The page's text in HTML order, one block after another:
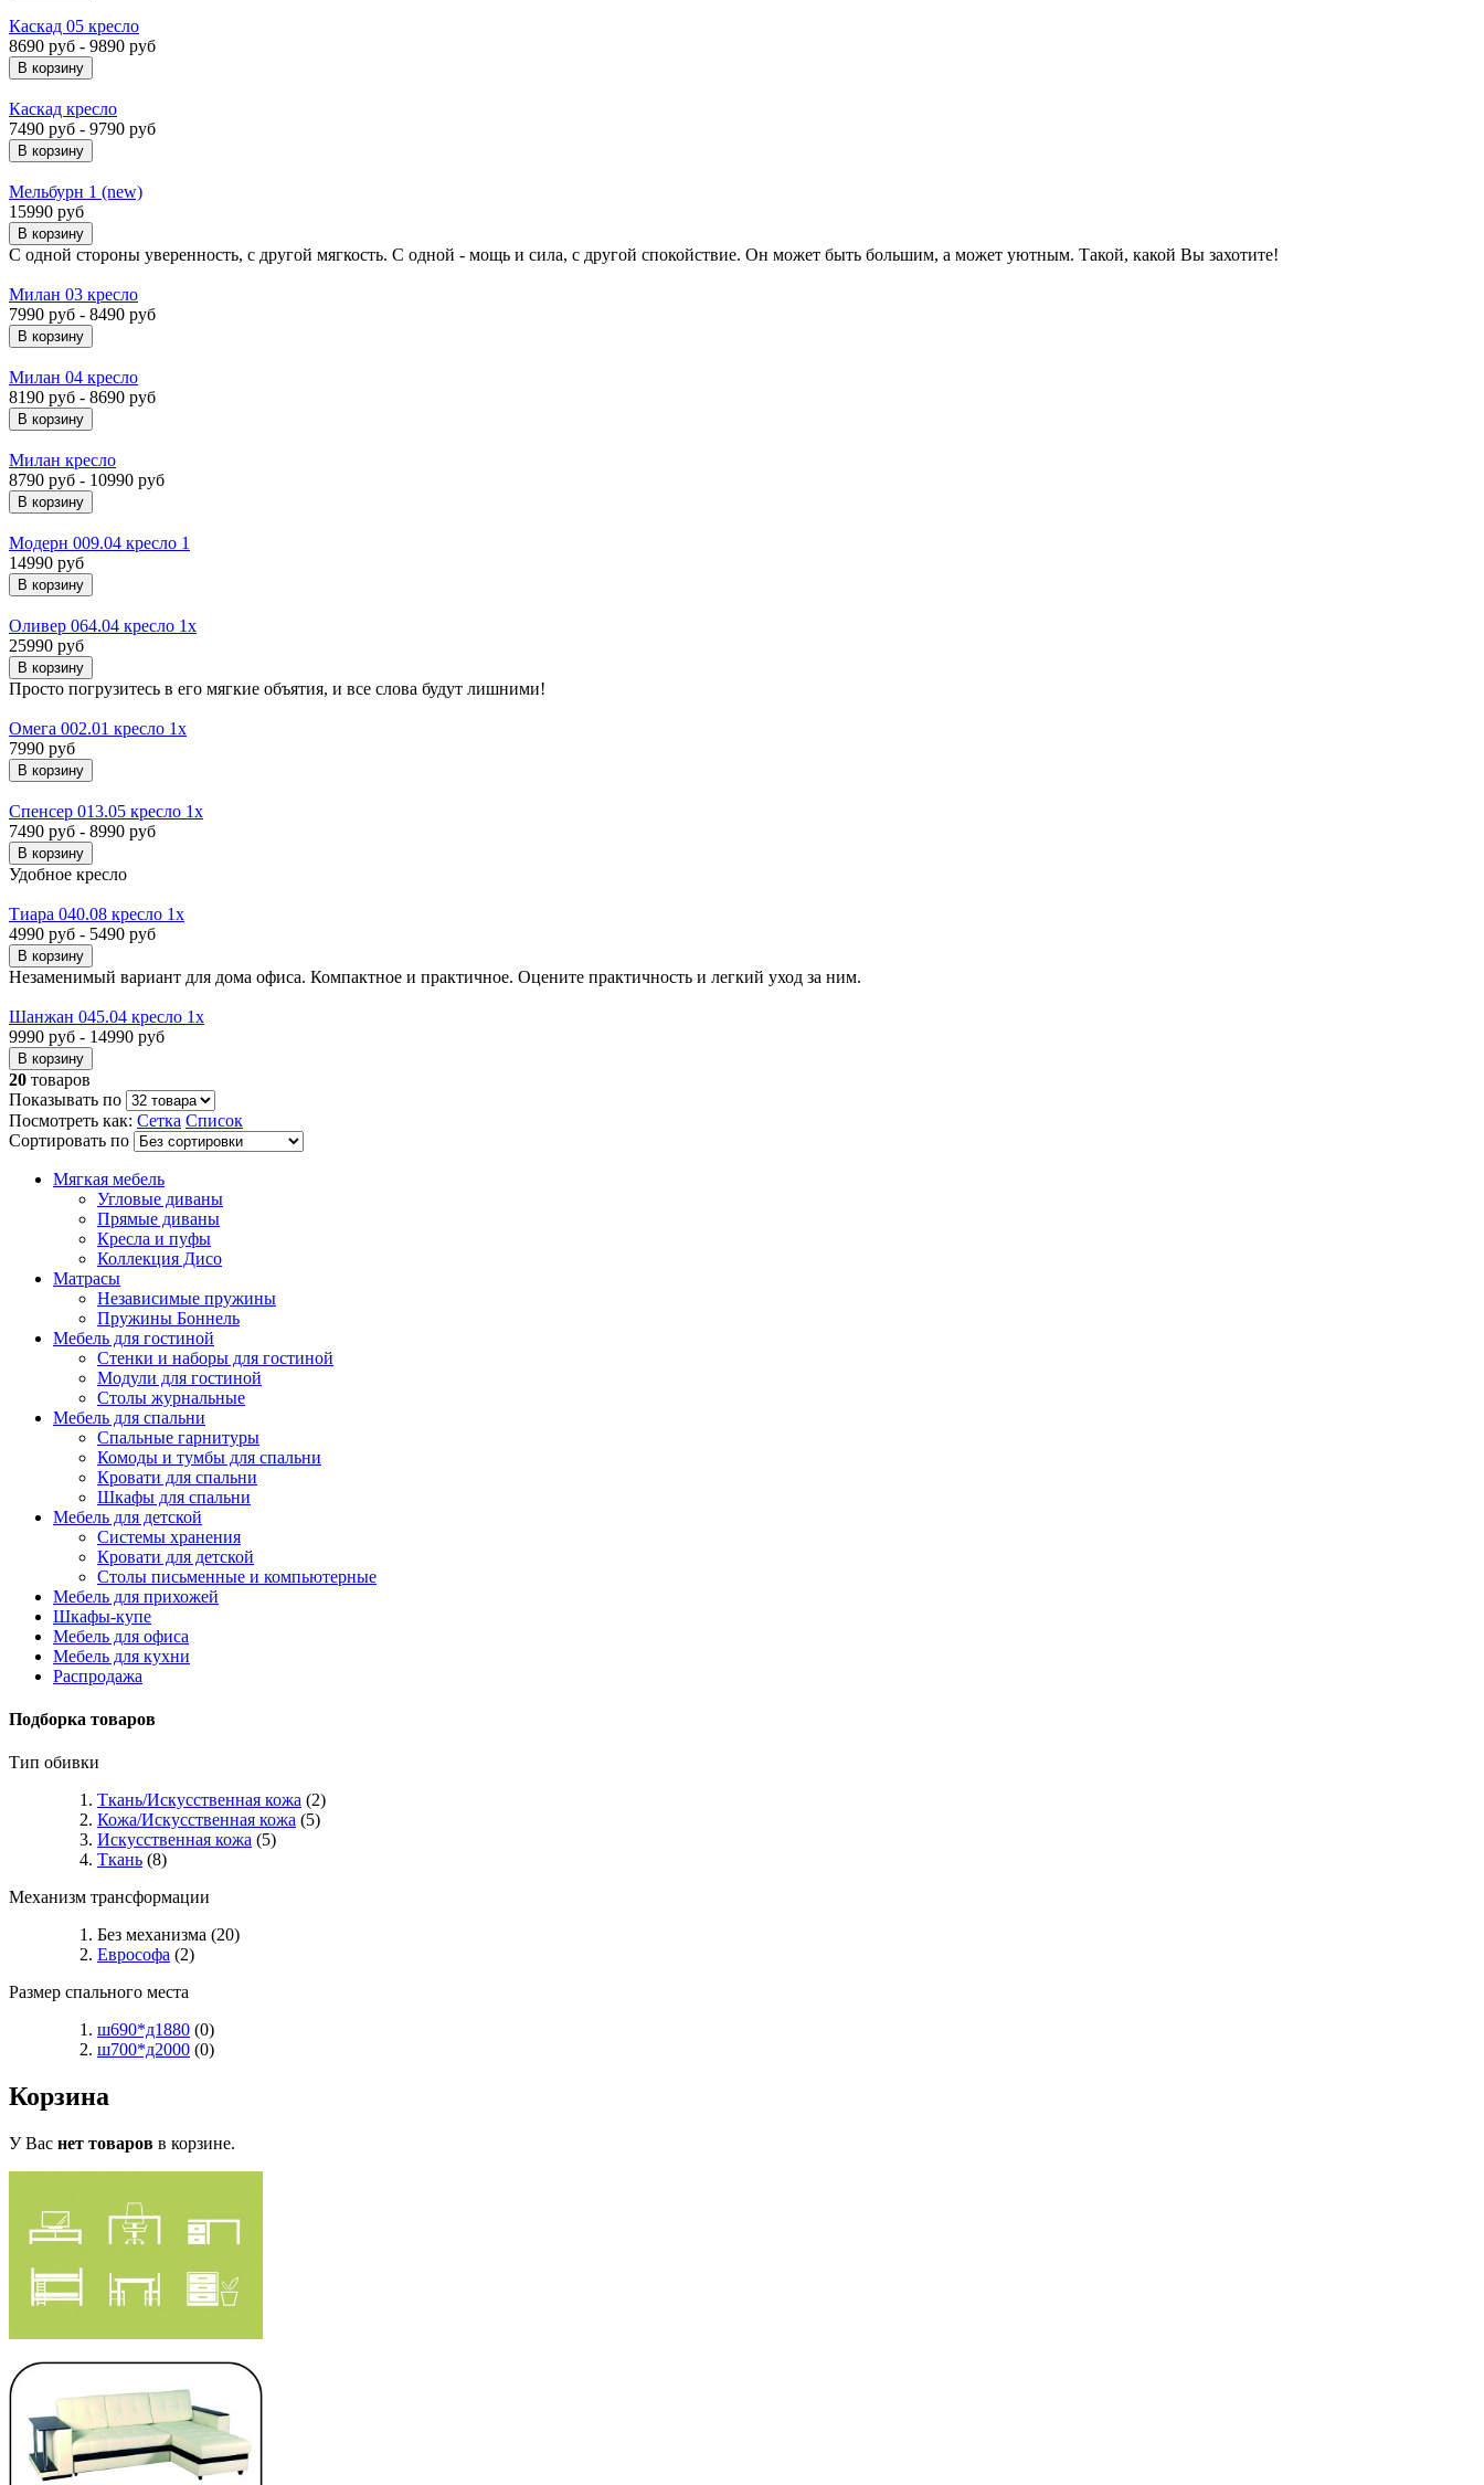
Каскад 05 кресло
8690 руб - 9890 руб
Каскад кресло
7490 руб - 9790 руб
Мельбурн 1 (new)
15990 руб
С одной стороны уверенность, с другой мягкость. С одной - мощь и сила, с другой спокойствие. Он может быть большим, а может уютным. Такой, какой Вы захотите!
Милан 03 кресло
7990 руб - 8490 руб
Милан 04 кресло
8190 руб - 8690 руб
Милан кресло
8790 руб - 10990 руб
Модерн 009.04 кресло 1
14990 руб
Оливер 064.04 кресло 1х
25990 руб
Просто погрузитесь в его мягкие объятия, и все слова будут лишними!
Омега 002.01 кресло 1х
7990 руб
Спенсер 013.05 кресло 1х
7490 руб - 8990 руб
Удобное кресло
Тиара 040.08 кресло 1х
4990 руб - 5490 руб
Незаменимый вариант для дома офиса. Компактное и практичное. Оцените практичность и легкий уход за ним.
Шанжан 045.04 кресло 1х
9990 руб - 14990 руб
20 товаров
Показывать по
Посмотреть как: Сетка Список
Сортировать по
Мягкая мебель
Угловые диваны
Прямые диваны
Кресла и пуфы
Коллекция Дисо
Матрасы
Независимые пружины
Пружины Боннель
Мебель для гостиной
Стенки и наборы для гостиной
Модули для гостиной
Столы журнальные
Мебель для спальни
Спальные гарнитуры
Комоды и тумбы для спальни
Кровати для спальни
Шкафы для спальни
Мебель для детской
Системы хранения
Кровати для детской
Столы письменные и компьютерные
Мебель для прихожей
Шкафы-купе
Мебель для офиса
Мебель для кухни
Распродажа
Подборка товаров
Тип обивки
Ткань/Искусственная кожа (2)
Кожа/Искусственная кожа (5)
Искусственная кожа (5)
Ткань (8)
Механизм трансформации
Без механизма (20)
Еврософа (2)
Размер спального места
ш690*д1880 (0)
ш700*д2000 (0)
Корзина
У Вас нет товаров в корзине.